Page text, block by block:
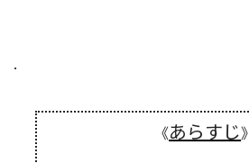
.
《あらすじ》